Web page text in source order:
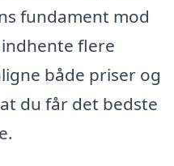
fundament mod
flere
både priser og
du får det bedste